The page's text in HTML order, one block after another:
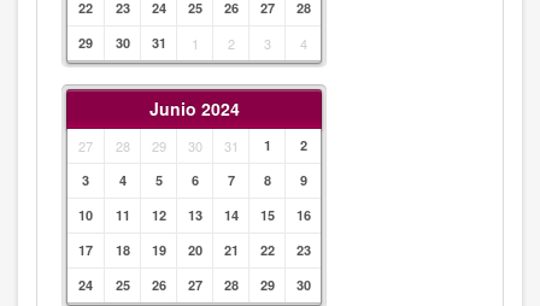
22
23 24 25 26 27
28
29
30 31 1 2 3 4
Junio 2024
27 28 29 30 31 1
2
3
4 5 6 7 8
9
10
11 12 13 14 15
16
17
18 19 20 21 22
23
24
25 26 27 28 29 30